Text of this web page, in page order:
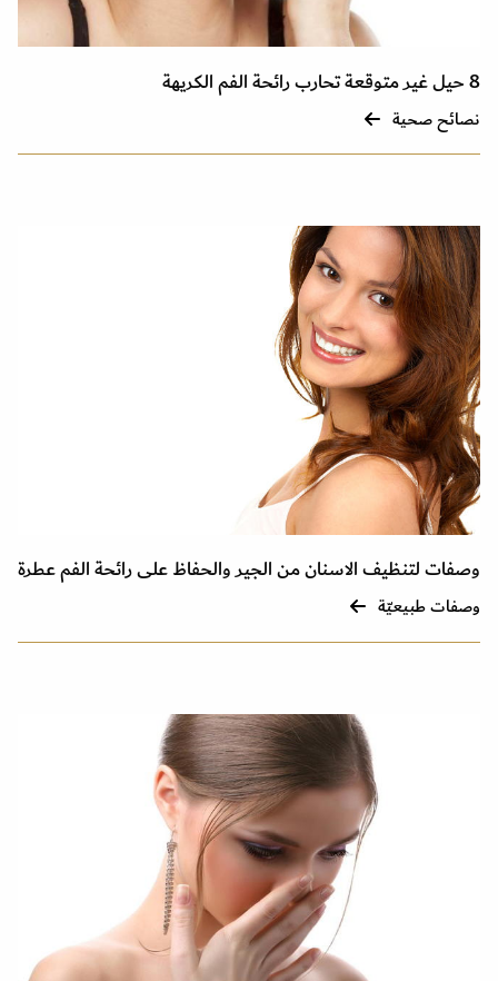
8 حيل غير متوقعة تحارب رائحة الفم الكريهة
نصائح صحية
وصفات لتنظيف الاسنان من الجير والحفاظ على رائحة الفم عطرة
وصفات طبيعيّة